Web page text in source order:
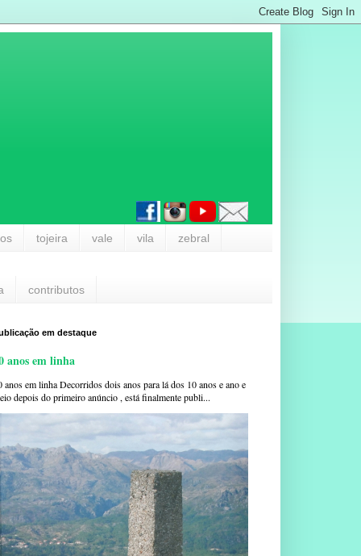
tojeira vale vila zebral
contributos
em destaque
anos em linha
anos em linha Decorridos dois anos para lá dos 10 anos e ano e
depois do primeiro anúncio , está finalmente publi...